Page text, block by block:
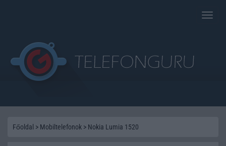
Toggle
Főoldal > Mobiltelefonok > Nokia Lumia 1520